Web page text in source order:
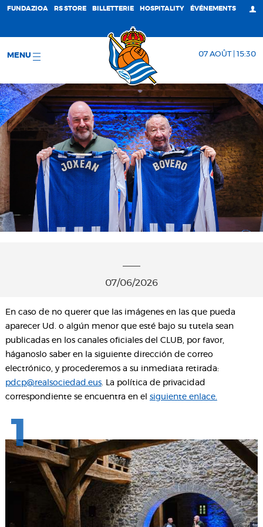
FUNDAZIOA RS STORE BILLETTERIE HOSPITALITY ÉVÉNEMENTS
MENU 07 AOÛT | 15:30
07/06/2026
En caso de no querer que las imágenes en las que pueda
aparecer Ud. o algún menor que esté bajo su tutela sean
publicadas en los canales oficiales del CLUB, por favor,
háganoslo saber en la siguiente dirección de correo
electrónico, y procederemos a su inmediata retirada:
pdcp@realsociedad.eus. La política de privacidad
correspondiente se encuentra en el siguiente enlace.
1